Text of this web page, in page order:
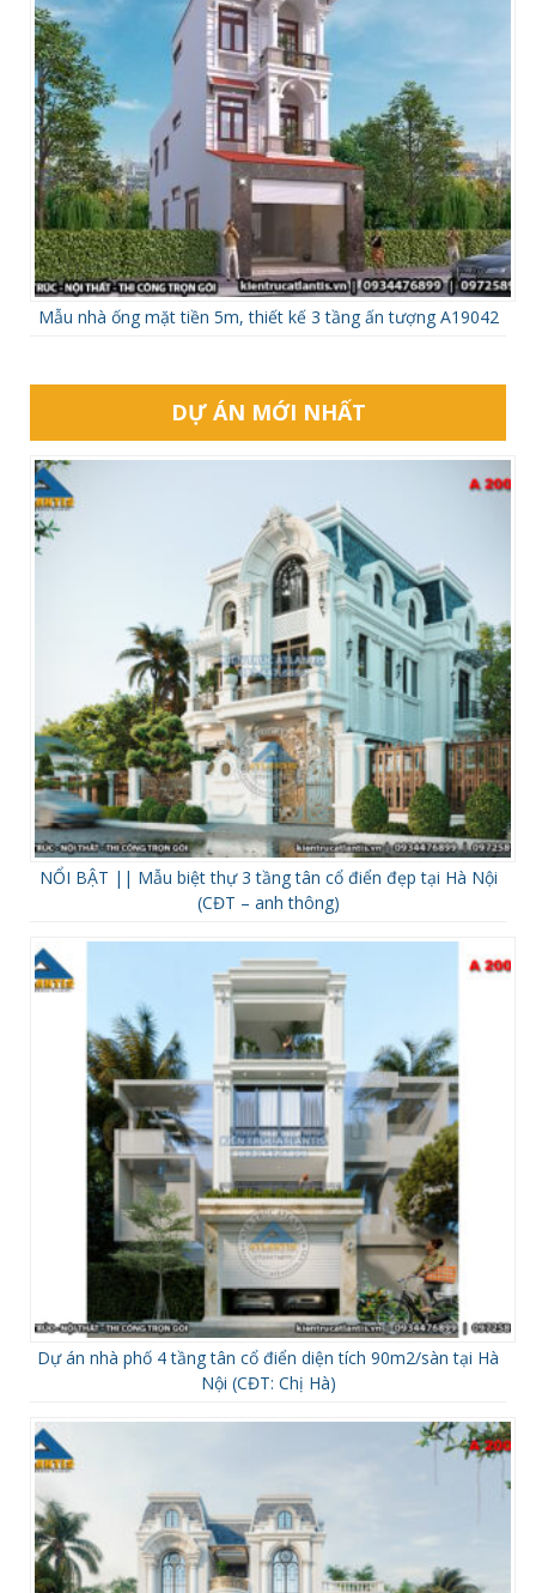
Mẫu nhà ống mặt tiền 5m, thiết kế 3 tầng ấn tượng A19042
DỰ ÁN MỚI NHẤT
NỔI BẬT || Mẫu biệt thự 3 tầng tân cổ điển đẹp tại Hà Nội
(CĐT – anh thông)
Dự án nhà phố 4 tầng tân cổ điển diện tích 90m2/sàn tại Hà
Nội (CĐT: Chị Hà)